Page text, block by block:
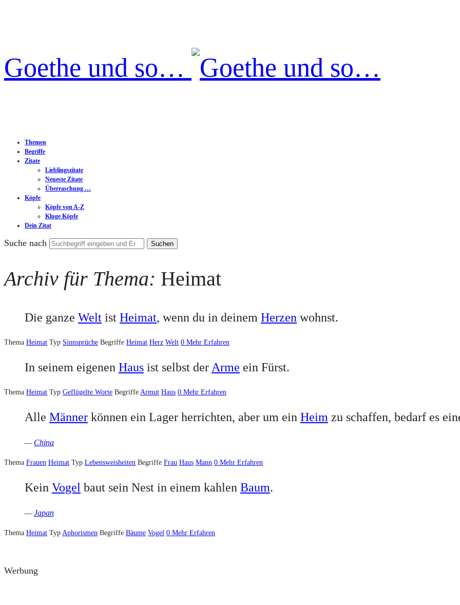
Goethe und so…
Themen
Begriffe
Zitate
Lieblingszitate
Neueste Zitate
Überraschung …
Köpfe
Köpfe von A-Z
Kluge Köpfe
Dein Zitat
Suche nach
Archiv für Thema: Heimat
Die ganze Welt ist Heimat, wenn du in deinem Herzen wohnst.
Thema Heimat Typ Sinnsprüche Begriffe Heimat Herz Welt 0 Mehr Erfahren
In seinem eigenen Haus ist selbst der Arme ein Fürst.
Thema Heimat Typ Geflügelte Worte Begriffe Armut Haus 0 Mehr Erfahren
Alle Männer können ein Lager herrichten, aber um ein Heim zu schaffen, bedarf es
— China
Thema Frauen Heimat Typ Lebensweisheiten Begriffe Frau Haus Mann 0 Mehr Erfahren
Kein Vogel baut sein Nest in einem kahlen Baum.
—Japan
Thema Heimat Typ Aphorismen Begriffe Bäume Vogel 0 Mehr Erfahren
Werbung